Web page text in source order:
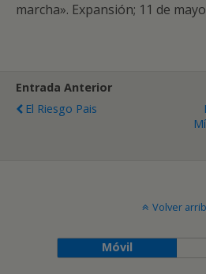
marcha». Expansión; 11 de
Entrada Anterior
El Riesgo Pais
Volver
Móvil